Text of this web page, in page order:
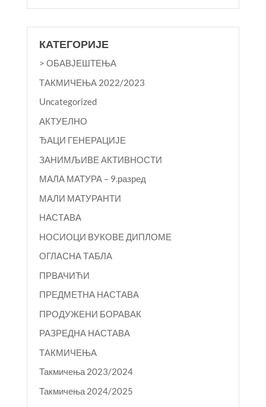
КАТЕГОРИЈЕ
> ОБАВЈЕШТЕЊА
TАКМИЧЕЊА 2022/2023
Uncategorized
АКТУЕЛНО
ЂАЦИ ГЕНЕРАЦИЈЕ
ЗАНИМЉИВЕ АКТИВНОСТИ
МАЛА МАТУРА – 9.разред
МАЛИ МАТУРАНТИ
НАСТАВА
НОСИОЦИ ВУКОВЕ ДИПЛОМЕ
ОГЛАСНА ТАБЛА
ПРВАЧИЋИ
ПРЕДМЕТНА НАСТАВА
ПРОДУЖЕНИ БОРАВАК
РАЗРЕДНА НАСТАВА
ТАКМИЧЕЊА
Такмичења 2023/2024
Такмичења 2024/2025